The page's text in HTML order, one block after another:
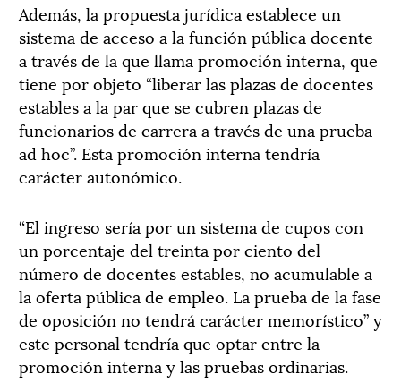
Además, la propuesta jurídica establece un
sistema de acceso a la función pública docente
a través de la que llama promoción interna, que
tiene por objeto “liberar las plazas de docentes
estables a la par que se cubren plazas de
funcionarios de carrera a través de una prueba
ad hoc”. Esta promoción interna tendría
carácter autonómico.
“El ingreso sería por un sistema de cupos con
un porcentaje del treinta por ciento del
número de docentes estables, no acumulable a
la oferta pública de empleo. La prueba de la fase
de oposición no tendrá carácter memorístico” y
este personal tendría que optar entre la
promoción interna y las pruebas ordinarias.